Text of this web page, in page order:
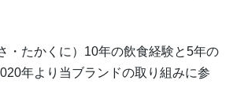
・たかくに）10年の飲食経験と5年の
年より当ブランドの取り組みに参